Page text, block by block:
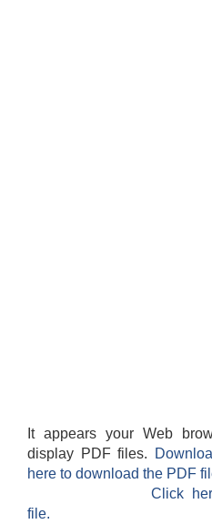
It appears your Web
display PDF files.
here to download the PDF
Click
file.